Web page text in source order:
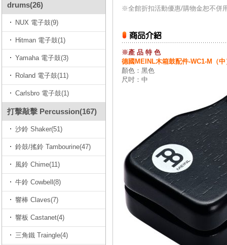
drums(26)
NUX 電子鼓(9)
Hitman 電子鼓(1)
Yamaha 電子鼓(3)
Roland 電子鼓(11)
Carlsbro 電子鼓(1)
打擊敲擊 Percussion(167)
沙鈴 Shaker(51)
鈴鼓/搖鈴 Tambourine(47)
風鈴 Chime(11)
牛鈴 Cowbell(8)
響棒 Claves(7)
響板 Castanet(4)
三角鐵 Traingle(4)
※全館折扣活動優惠/購物金恕不併
※產 品 特 色
德國MEINL木箱鼓配件-WC1-M（中
顏色：黑色
尺吋：中